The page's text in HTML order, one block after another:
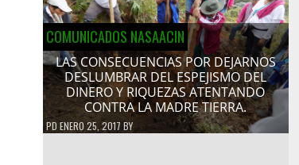
COMUNICADOS NASAACIN
LAS CONSECUENCIAS POR DEJARNOS
DESLUMBRAR DEL ESPEJISMO DEL
DINERO Y RIQUEZAS ATENTANDO
CONTRA LA MADRE TIERRA.
PDENERO 25, 2017 BY